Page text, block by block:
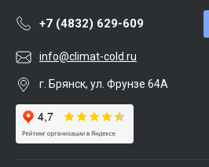
+7 (4832) 629-609
info@climat-cold.ru
г. Брянск, ул. Фрунзе 64А